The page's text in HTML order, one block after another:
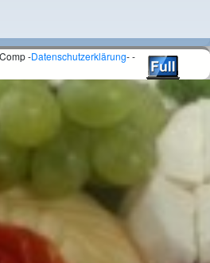
-Datenschutzerklärung- -